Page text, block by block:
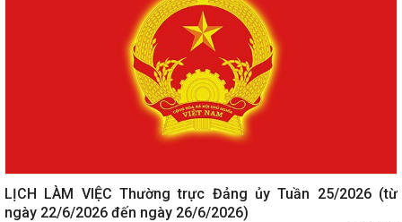
LỊCH LÀM VIỆC Thường trực Đảng ủy Tuần 25/2026 (từ
ngày 22/6/2026 đến ngày 26/6/2026)